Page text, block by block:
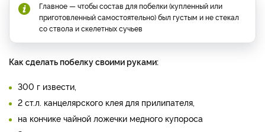
Главное — чтобы состав для побелки (купленный или
приготовленный самостоятельно) был густым и не стекал
со ствола и скелетных сучьев
Как сделать побелку своими руками:
300 г извести,
2 ст.л. канцелярского клея для прилипателя,
на кончике чайной ложечки медного купороса